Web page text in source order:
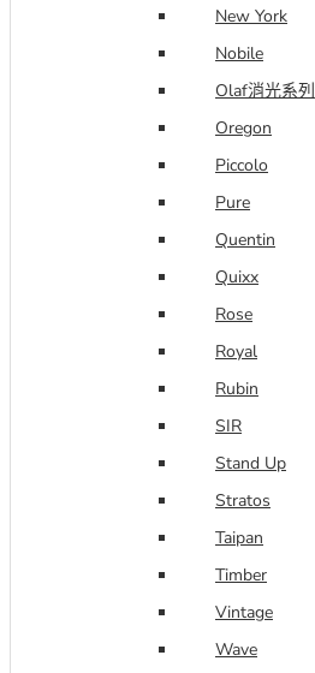
New York
Nobile
Olaf消光系列
Oregon
Piccolo
Pure
Quentin
Quixx
Rose
Royal
Rubin
SIR
Stand Up
Stratos
Taipan
Timber
Vintage
Wave